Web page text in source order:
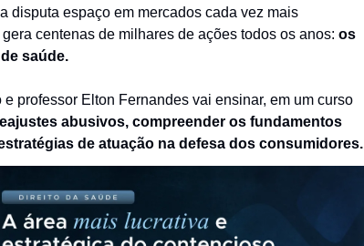
disputa espaço em mercados cada vez mais
centenas de milhares de ações todos os anos: os
saúde.
e professor Elton Fernandes vai ensinar, em um curso
abusivos, compreender os fundamentos
de atuação na defesa dos consumidores.